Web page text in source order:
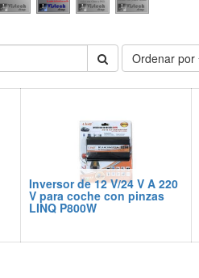
Ordenar por
Inversor de 12 V/24 V A 220
V para coche con pinzas
LINQ P800W